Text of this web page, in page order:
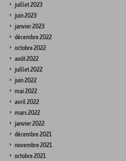
juillet 2023
juin 2023
janvier 2023
décembre 2022
octobre 2022
août 2022
juillet 2022
juin 2022
mai 2022
avril 2022
mars 2022
janvier 2022
décembre 2021
novembre 2021
octobre 2021